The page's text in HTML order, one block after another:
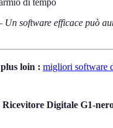
di tempo
software efficace può
loin : migliori software
Digitale G1-